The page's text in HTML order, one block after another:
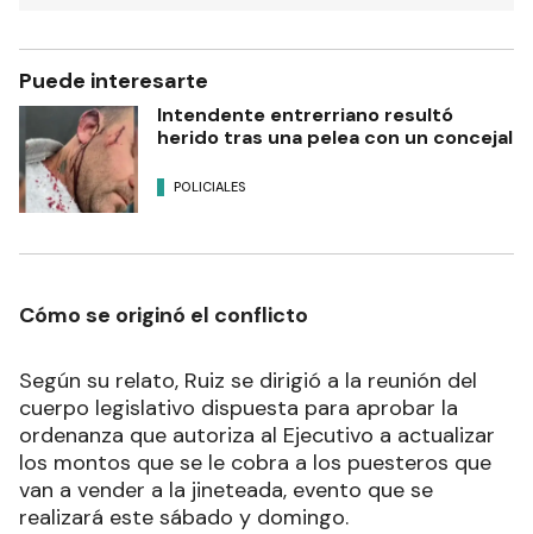
Puede interesarte
Intendente entrerriano resultó
herido tras una pelea con un concejal
POLICIALES
Cómo se originó el conflicto
Según su relato, Ruiz se dirigió a la reunión del
cuerpo legislativo dispuesta para aprobar la
ordenanza que autoriza al Ejecutivo a actualizar
los montos que se le cobra a los puesteros que
van a vender a la jineteada, evento que se
realizará este sábado y domingo.